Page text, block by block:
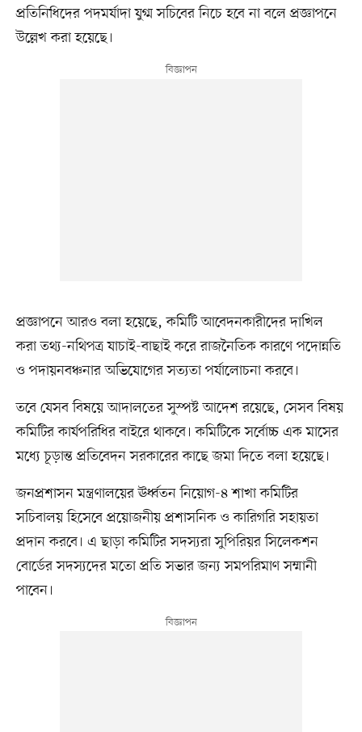
প্রতিনিধিদের পদমর্যাদা যুগ্ম সচিবের নিচে হবে না বলে প্রজ্ঞাপনে
উল্লেখ করা হয়েছে।
প্রজ্ঞাপনে আরও বলা হয়েছে, কমিটি আবেদনকারীদের দাখিল
করা তথ্য-নথিপত্র যাচাই-বাছাই করে রাজনৈতিক কারণে পদোন্নতি
ও পদায়নবঞ্চনার অভিযোগের সত্যতা পর্যালোচনা করবে।
তবে যেসব বিষয়ে আদালতের সুস্পষ্ট আদেশ রয়েছে, সেসব বিষয়
কমিটির কার্যপরিধির বাইরে থাকবে। কমিটিকে সর্বোচ্চ এক মাসের
মধ্যে চূড়ান্ত প্রতিবেদন সরকারের কাছে জমা দিতে বলা হয়েছে।
জনপ্রশাসন মন্ত্রণালয়ের ঊর্ধ্বতন নিয়োগ-৪ শাখা কমিটির
সচিবালয় হিসেবে প্রয়োজনীয় প্রশাসনিক ও কারিগরি সহায়তা
প্রদান করবে। এ ছাড়া কমিটির সদস্যরা সুপিরিয়র সিলেকশন
বোর্ডের সদস্যদের মতো প্রতি সভার জন্য সমপরিমাণ সম্মানী
পাবেন।